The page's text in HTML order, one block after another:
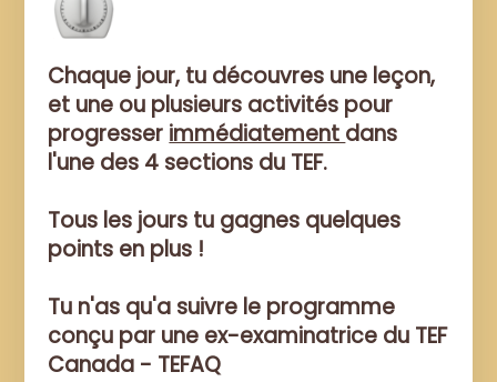
Chaque jour, tu découvres une leçon,
et une ou plusieurs activités pour
progresser immédiatement dans
l'une des 4 sections du TEF.
Tous les jours tu gagnes quelques
points en plus !
Tu n'as qu'a suivre le programme
conçu par une ex-examinatrice du TEF
Canada - TEFAQ